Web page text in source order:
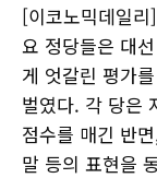
[이코노믹데일
요 정당들은 대
게 엇갈린 평가
벌였다. 각 당은
점수를 매긴 반
말 등의 표현을